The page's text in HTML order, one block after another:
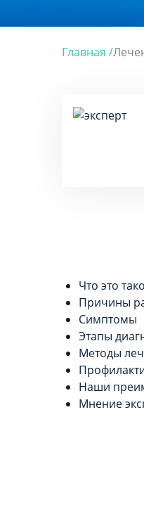
Главная /
Что это
Причины
Симптомы
Этапы
Методы
Наши
Мнение